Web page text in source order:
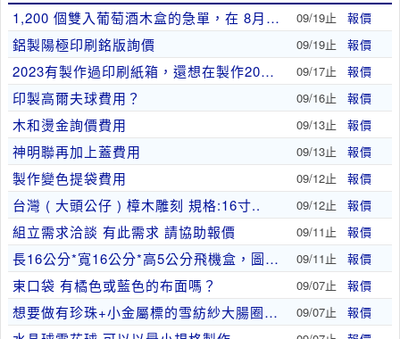
1,200 個雙入葡萄酒木盒的急單，在 8月底前.. 09/19止 報價
鋁製陽極印刷銘版詢價 09/19止 報價
2023有製作過印刷紙箱，還想在製作200個 09/17止 報價
印製高爾夫球費用？ 09/16止 報價
木和燙金詢價費用 09/13止 報價
神明聯再加上蓋費用 09/13止 報價
製作變色提袋費用 09/12止 報價
台灣 ( 大頭公仔 ) 樟木雕刻 規格:16寸.. 09/12止 報價
組立需求洽談 有此需求 請協助報價 09/11止 報價
長16公分*寬16公分*高5公分飛機盒，圖我自己.. 09/11止 報價
束口袋 有橘色或藍色的布面嗎？ 09/07止 報價
想要做有珍珠+小金屬標的雪紡紗大腸圈髮飾 09/07止 報價